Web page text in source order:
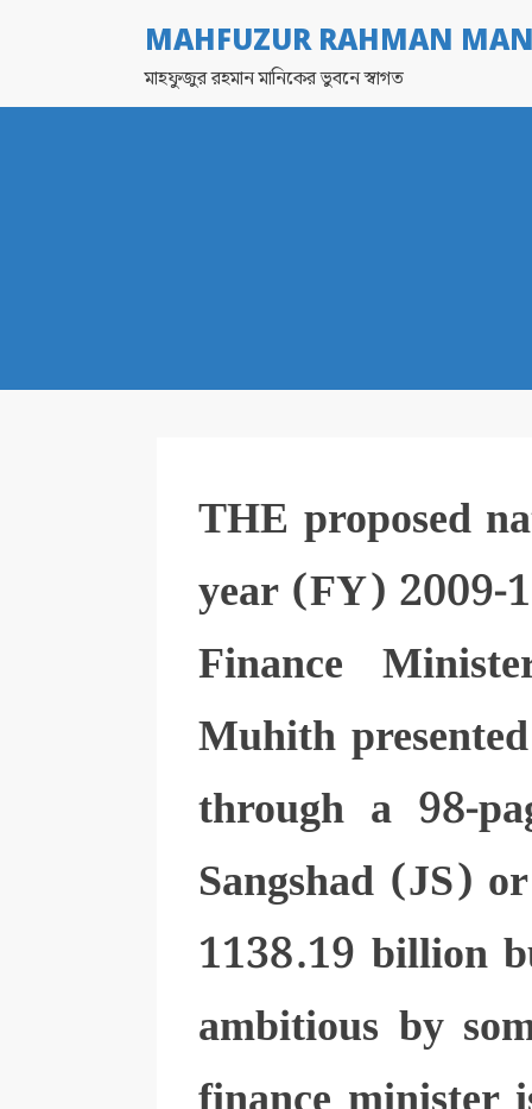
MAHFUZUR RAHMAN
মাহফুজুর রহমান মানিকের ভুবনে স্বাগত
THE proposed
year (FY) 2009-
Finance
Muhith
through a 98-
Sangshad (JS)
1138.19 billion
ambitious by